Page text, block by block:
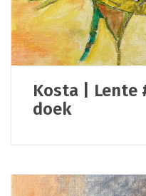
Kosta | Lente
doek